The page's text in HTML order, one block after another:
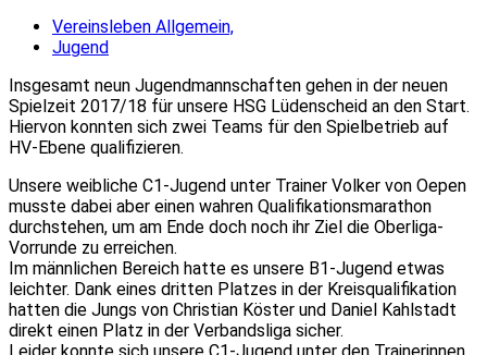
Vereinsleben Allgemein,
Jugend
Insgesamt neun Jugendmannschaften gehen in der neuen
Spielzeit 2017/18 für unsere HSG Lüdenscheid an den Start.
Hiervon konnten sich zwei Teams für den Spielbetrieb auf
HV-Ebene qualifizieren.
Unsere weibliche C1-Jugend unter Trainer Volker von Oepen
musste dabei aber einen wahren Qualifikationsmarathon
durchstehen, um am Ende doch noch ihr Ziel die Oberliga-
Vorrunde zu erreichen.
Im männlichen Bereich hatte es unsere B1-Jugend etwas
leichter. Dank eines dritten Platzes in der Kreisqualifikation
hatten die Jungs von Christian Köster und Daniel Kahlstadt
direkt einen Platz in der Verbandsliga sicher.